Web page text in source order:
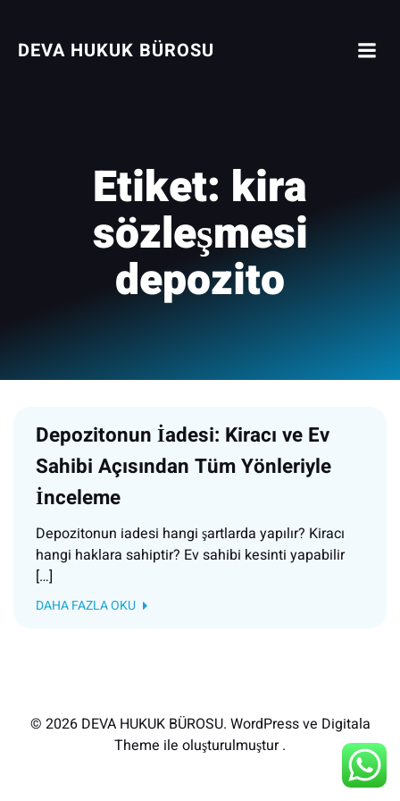
DEVA HUKUK BÜROSU
Etiket: kira
sözleşmesi
depozito
Depozitonun İadesi: Kiracı ve Ev
Sahibi Açısından Tüm Yönleriyle
İnceleme
Depozitonun iadesi hangi şartlarda yapılır? Kiracı
hangi haklara sahiptir? Ev sahibi kesinti yapabilir
[…]
DAHA FAZLA OKU
© 2026 DEVA HUKUK BÜROSU. WordPress ve Digitala
Theme ile oluşturulmuştur .